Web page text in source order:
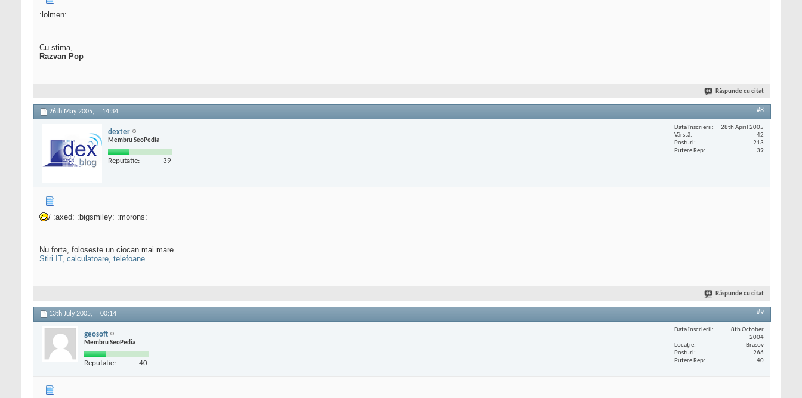
:lolmen:
Cu stima,
Razvan Pop
Răspunde cu citat
26th May 2005, 14:34 #8
dexter
Membru SeoPedia
Reputatie: 39
Data înscrierii
28th April 2005
Vârstă
42
Posturi
213
Putere Rep
39
/ :axed: :bigsmiley: :morons:
Nu forta, foloseste un ciocan mai mare.
Stiri IT, calculatoare, telefoane
Răspunde cu citat
13th July 2005, 00:14 #9
geosoft
Membru SeoPedia
Reputatie: 40
Data înscrierii
8th October
2004
Locaţie
Brasov
Posturi
266
Putere Rep
40